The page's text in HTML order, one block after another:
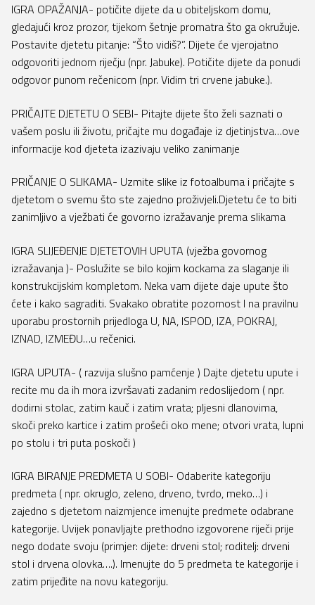
IGRA OPAŽANJA- potičite dijete da u obiteljskom domu,
gledajući kroz prozor, tijekom šetnje promatra što ga okružuje.
Postavite djetetu pitanje: “Što vidiš?”. Dijete će vjerojatno
odgovoriti jednom riječju (npr. Jabuke). Potičite dijete da ponudi
odgovor punom rečenicom (npr. Vidim tri crvene jabuke.).
PRIČAJTE DJETETU O SEBI- Pitajte dijete što želi saznati o
vašem poslu ili životu, pričajte mu događaje iz djetinjstva…ove
informacije kod djeteta izazivaju veliko zanimanje
PRIČANJE O SLIKAMA- Uzmite slike iz fotoalbuma i pričajte s
djetetom o svemu što ste zajedno proživjeli.Djetetu će to biti
zanimljivo a vježbati će govorno izražavanje prema slikama
IGRA SLIJEĐENJE DJETETOVIH UPUTA (vježba govornog
izražavanja )- Poslužite se bilo kojim kockama za slaganje ili
konstrukcijskim kompletom. Neka vam dijete daje upute što
ćete i kako sagraditi. Svakako obratite pozornost I na pravilnu
uporabu prostornih prijedloga U, NA, ISPOD, IZA, POKRAJ,
IZNAD, IZMEĐU…u rečenici.
IGRA UPUTA- ( razvija slušno pamćenje ) Dajte djetetu upute i
recite mu da ih mora izvršavati zadanim redoslijedom ( npr.
dodirni stolac, zatim kauč i zatim vrata; pljesni dlanovima,
skoči preko kartice i zatim prošeći oko mene; otvori vrata, lupni
po stolu i tri puta poskoči )
IGRA BIRANJE PREDMETA U SOBI- Odaberite kategoriju
predmeta ( npr. okruglo, zeleno, drveno, tvrdo, meko…) i
zajedno s djetetom naizmjence imenujte predmete odabrane
kategorije. Uvijek ponavljajte prethodno izgovorene riječi prije
nego dodate svoju (primjer: dijete: drveni stol; roditelj: drveni
stol i drvena olovka….). Imenujte do 5 predmeta te kategorije i
zatim prijeđite na novu kategoriju.